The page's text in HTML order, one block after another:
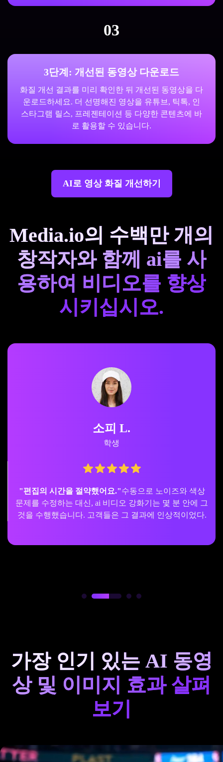
03
3단계: 개선된 동영상 다운로드
화질 개선 결과를 미리 확인한 뒤 개선된 동영상을 다
운로드하세요. 더 선명해진 영상을 유튜브, 틱톡, 인
스타그램 릴스, 프레젠테이션 등 다양한 콘텐츠에 바
로 활용할 수 있습니다.
AI로 영상 화질 개선하기
Media.io의 수백만 개의
창작자와 함께 ai를 사
용하여 비디오를 향상
시키십시오.
소피 L.
학생
"편집의 시간을 절약했어요."수동으로 노이즈와 색상
문제를 수정하는 대신, ai 비디오 강화기는 몇 분 안에 그
것을 수행했습니다. 고객들은 그 결과에 인상적이었다.
가장 인기 있는 AI 동영
상 및 이미지 효과 살펴
보기